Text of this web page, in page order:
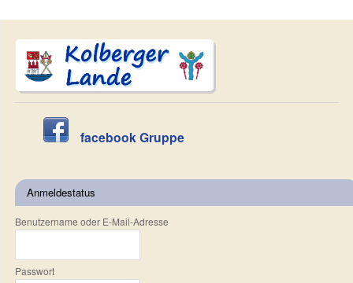
facebook Gruppe
Anmeldestatus
Benutzername oder E-Mail-Adresse
Passwort